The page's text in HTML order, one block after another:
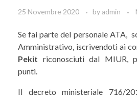
25 Novembre 2020 byadmin
Se fai parte del personale ATA,
Amministrativo, iscrivendoti ai
Pekit riconosciuti dal MIUR,
punti.
Il decreto ministeriale 716/